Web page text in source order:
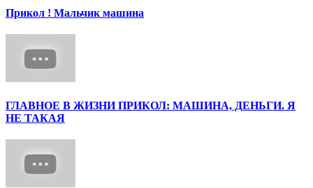
Прикол ! Мальчик машина
ГЛАВНОЕ В ЖИЗНИ ПРИКОЛ: МАШИНА, ДЕНЬГИ. Я
НЕ ТАКАЯ